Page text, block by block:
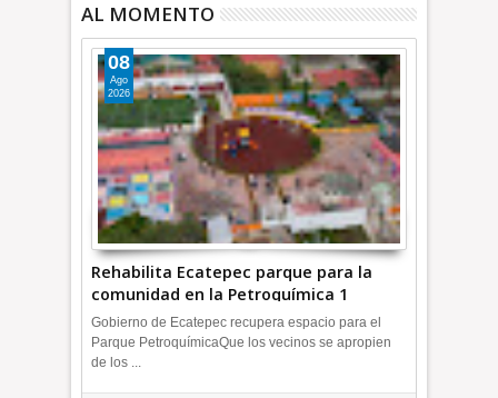
AL MOMENTO
Rehabilita Ecatepec parque para la
comunidad en la Petroquímica 1
+Video | INFORMA
08
Ago
2026
Gobierno de Ecatepec recupera espacio para el
Parque PetroquímicaQue los vecinos se apropien
de los ...